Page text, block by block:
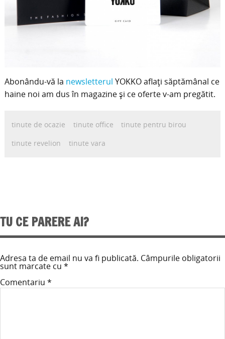
Abonându-vă la newsletterul YOKKO aflați săptămânal ce
haine noi am dus în magazine și ce oferte v-am pregătit.
tinute de ocazie tinute office
tinute pentru birou
tinute revelion
tinute vara
TU CE PARERE AI?
Adresa ta de email nu va fi publicată. Câmpurile obligatorii
sunt marcate cu *
Comentariu *